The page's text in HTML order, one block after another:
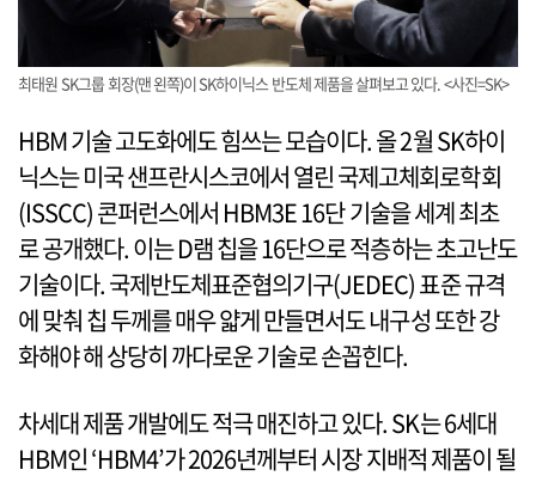
최태원 SK그룹 회장(맨 왼쪽)이 SK하이닉스 반도체 제품을 살펴보고 있다. <사진=SK>
HBM 기술 고도화에도 힘쓰는 모습이다. 올 2월 SK하이
닉스는 미국 샌프란시스코에서 열린 국제고체회로학회
(ISSCC) 콘퍼런스에서 HBM3E 16단 기술을 세계 최초
로 공개했다. 이는 D램 칩을 16단으로 적층하는 초고난도
기술이다. 국제반도체표준협의기구(JEDEC) 표준 규격
에 맞춰 칩 두께를 매우 얇게 만들면서도 내구성 또한 강
화해야 해 상당히 까다로운 기술로 손꼽힌다.
차세대 제품 개발에도 적극 매진하고 있다. SK는 6세대
HBM인 ‘HBM4’가 2026년께부터 시장 지배적 제품이 될